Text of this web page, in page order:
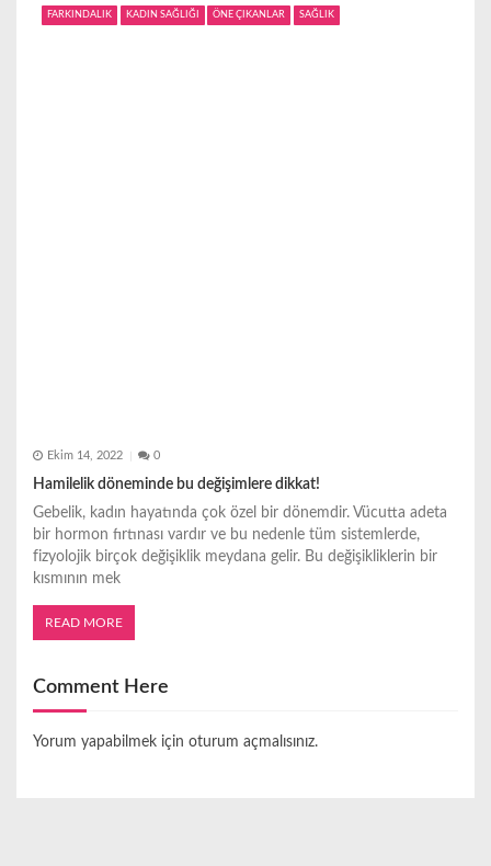
FARKINDALIK KADIN SAĞLIĞI ÖNE ÇIKANLAR SAĞLIK
Ekim 14, 2022 0
Hamilelik döneminde bu değişimlere dikkat!
Gebelik, kadın hayatında çok özel bir dönemdir. Vücutta adeta
bir hormon fırtınası vardır ve bu nedenle tüm sistemlerde,
fizyolojik birçok değişiklik meydana gelir. Bu değişikliklerin bir
kısmının mek
READ MORE
Comment Here
Yorum yapabilmek için oturum açmalısınız.